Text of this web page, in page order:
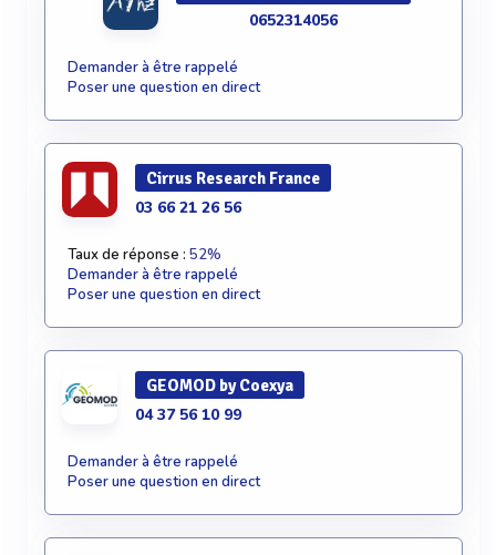
0652314056
Demander à être rappelé
Poser une question en direct
Cirrus Research France
03 66 21 26 56
Taux de réponse : 52%
Demander à être rappelé
Poser une question en direct
GEOMOD by Coexya
04 37 56 10 99
Demander à être rappelé
Poser une question en direct